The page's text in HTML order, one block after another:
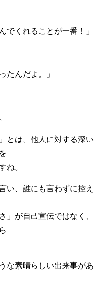
でくれることが一番！」
たんだよ。」
とは、他人に対する深い
ね。
い、誰にも言わずに控え
」が自己宣伝ではなく、
な素晴らしい出来事があ